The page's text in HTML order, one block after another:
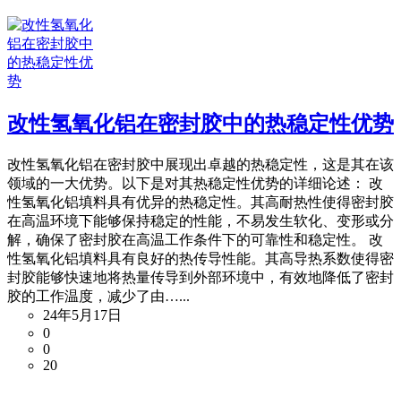
改性氢氧化铝在密封胶中的热稳定性优势
改性氢氧化铝在密封胶中展现出卓越的热稳定性，这是其在该
领域的一大优势。以下是对其热稳定性优势的详细论述： 改
性氢氧化铝填料具有优异的热稳定性。其高耐热性使得密封胶
在高温环境下能够保持稳定的性能，不易发生软化、变形或分
解，确保了密封胶在高温工作条件下的可靠性和稳定性。 改
性氢氧化铝填料具有良好的热传导性能。其高导热系数使得密
封胶能够快速地将热量传导到外部环境中，有效地降低了密封
胶的工作温度，减少了由…...
24年5月17日
0
0
20